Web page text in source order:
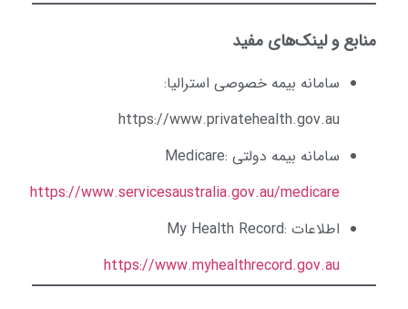
و لینک‌های مفید
سامانه بیمه خصوصی استرالیا:
https://www.privatehealth.gov.au
سامانه بیمه دولتی Medicare:
https://www.servicesaustralia.gov.au/medicare
اطلاعات My Health Record:
https://www.myhealthrecord.gov.au